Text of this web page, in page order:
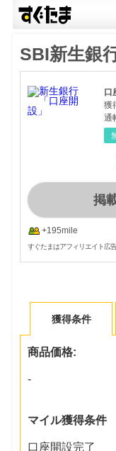
SBI新生銀
口
獲
通
掲
+195mile
すぐたまはアフィリエイト広
獲得条件
商品価格:
-
マイル獲得条件
口座開設完了